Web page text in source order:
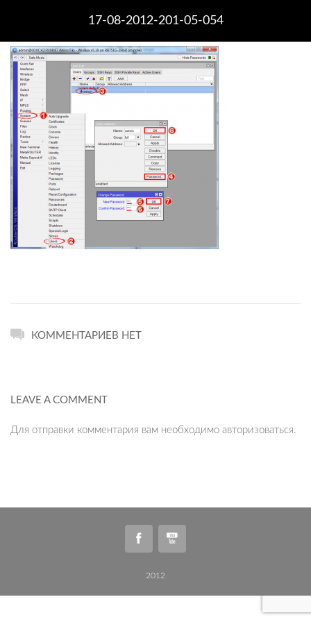
17-08-2012-201-05-054
КОММЕНТАРИЕВ НЕТ
LEAVE A COMMENT
Для отправки комментария вам необходимо авторизоваться.
2012